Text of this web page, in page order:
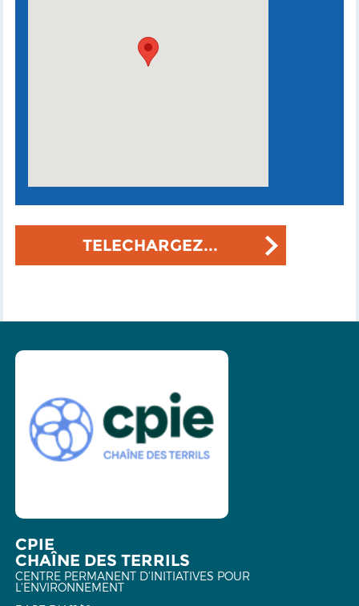
TELECHARGEZ...
CPIE
CHAÎNE DES TERRILS
CENTRE PERMANENT D'INITIATIVES POUR
L'ENVIRONNEMENT